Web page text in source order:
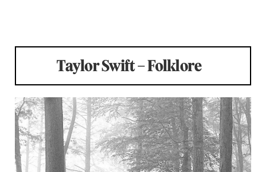
Taylor Swift – Folklore